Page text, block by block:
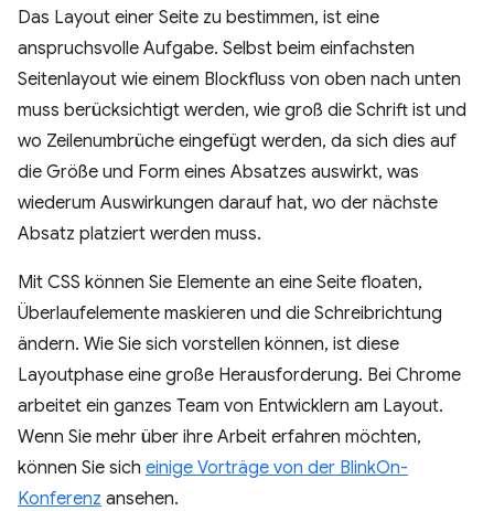
Das Layout einer Seite zu bestimmen, ist eine
anspruchsvolle Aufgabe. Selbst beim einfachsten
Seitenlayout wie einem Blockfluss von oben nach unten
muss berücksichtigt werden, wie groß die Schrift ist und
wo Zeilenumbrüche eingefügt werden, da sich dies auf
die Größe und Form eines Absatzes auswirkt, was
wiederum Auswirkungen darauf hat, wo der nächste
Absatz platziert werden muss.
Mit CSS können Sie Elemente an eine Seite floaten,
Überlaufelemente maskieren und die Schreibrichtung
ändern. Wie Sie sich vorstellen können, ist diese
Layoutphase eine große Herausforderung. Bei Chrome
arbeitet ein ganzes Team von Entwicklern am Layout.
Wenn Sie mehr über ihre Arbeit erfahren möchten,
können Sie sich einige Vorträge von der BlinkOn-
Konferenz ansehen.